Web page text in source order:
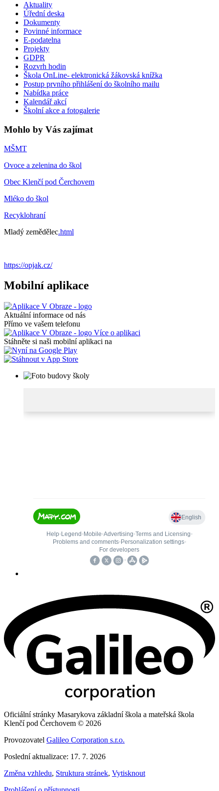
Aktuality
Úřední deska
Dokumenty
Povinné informace
E-podatelna
Projekty
GDPR
Rozvrh hodin
Škola OnLine- elektronická žákovská knížka
Postup prvního přihlášení do školního mailu
Nabídka práce
Kalendář akcí
Školní akce a fotogalerie
Mohlo by Vás zajímat
MŠMT
Ovoce a zelenina do škol
Obec Klenčí pod Čerchovem
Mléko do škol
Recyklohraní
Mladý zemědělec.html
https://opjak.cz/
Mobilní aplikace
Aktuální informace od nás
Přímo ve vašem telefonu
Více o aplikaci
Stáhněte si naši mobilní aplikaci na
Oficiální stránky Masarykova základní škola a mateřská škola
Klenčí pod Čerchovem © 2026
Provozovatel Galileo Corporation s.r.o.
Poslední aktualizace: 17. 7. 2026
Změna vzhledu, Struktura stránek, Vytisknout